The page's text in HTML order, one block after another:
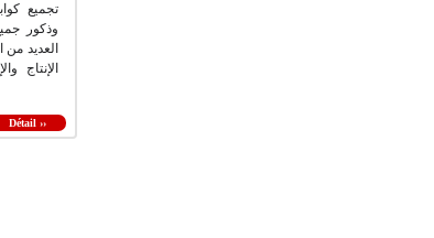
تجميع
وذكور
العديد من
الإنتاج
Détail ››